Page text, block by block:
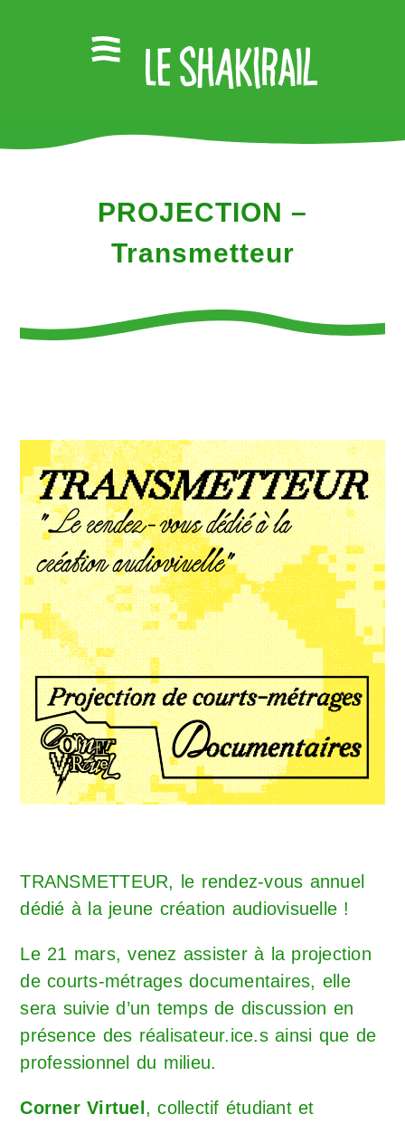
PROJECTION –
Transmetteur
TRANSMETTEUR, le rendez-vous annuel
dédié à la jeune création audiovisuelle !
Le 21 mars, venez assister à la projection
de courts-métrages documentaires, elle
sera suivie d’un temps de discussion en
présence des réalisateur.ice.s ainsi que de
professionnel du milieu.
Corner Virtuel , collectif étudiant et